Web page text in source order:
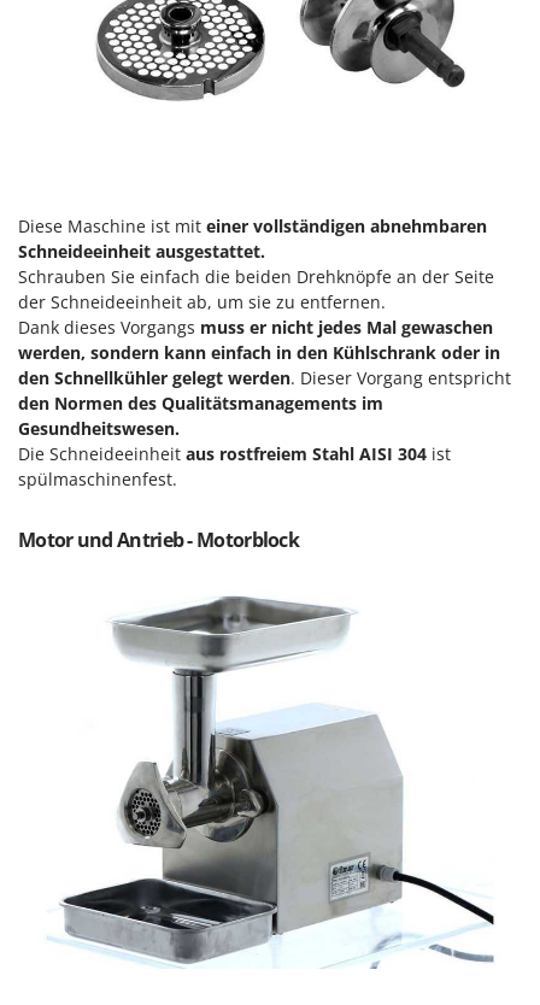
Palettengabeln für Traktoren
Pelletpressen
Poolroboter
Pools
Poolstaubsauger
R
Rasenmäher
Rasensodenschneider
Rasentraktoren Aufsitzmäher
Rasentrimmer - Kantenschneider
Rupfmaschinen
Sämaschinen und Düngerstreuer
Schneefräsen
Schneeräumer
Schrotmühlen - elektrisch
Schwader für Traktoren
Schweißgeräte
Seilwinden - Motorseilwinden
Sichelmähwerke für Traktoren
Forest Master
Francini
GeoTech
GeoTech Pro
Gierre
Ginko - MGM
Gipeco
Girmi
Goodyear
GRAEF
GRIFO
HiKOKI
Honda
Diese Maschine ist mit einer vollständigen abnehmbaren
Schneideeinheit ausgestattet.
Schrauben Sie einfach die beiden Drehknöpfe an der Seite
der Schneideeinheit ab, um sie zu entfernen.
Dank dieses Vorgangs muss er nicht jedes Mal gewaschen
werden, sondern kann einfach in den Kühlschrank oder in
den Schnellkühler gelegt werden. Dieser Vorgang entspricht
den Normen des Qualitätsmanagements im
Gesundheitswesen.
Die Schneideeinheit aus rostfreiem Stahl AISI 304 ist
spülmaschinenfest.
Motor und Antrieb - Motorblock